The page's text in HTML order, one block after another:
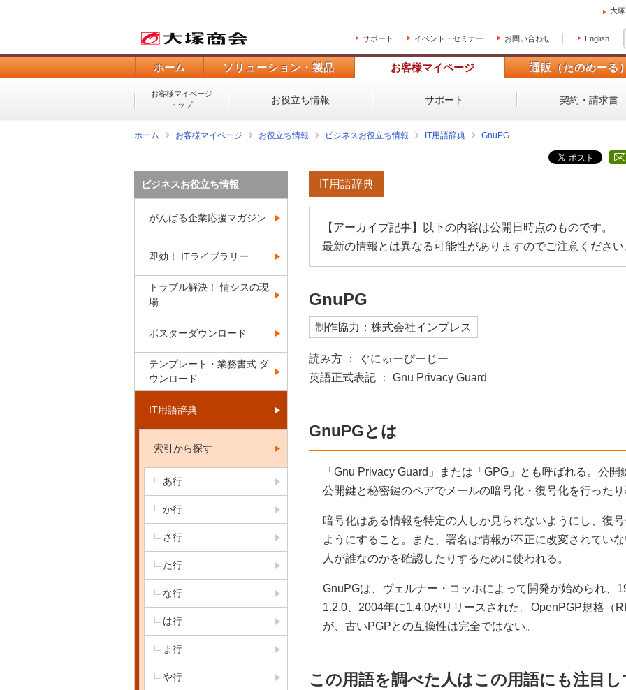
大
サポート イベント・セミナー お問い合わせ English
ホーム ソリューション・製品 お客様マイページ 通販（たのめーる
お客様マイページ
トップ
お役立ち情報 サポート 契約・請求書
ホーム お客様マイページ お役立ち情報 ビジネスお役立ち情報 IT用語辞典 GnuPG
IT用語辞典
【アーカイブ記事】以下の内容は公開日時点のものです。
最新の情報とは異なる可能性がありますのでご注意ください
GnuPG
制作協力：株式会社インプレス
読み方 ： ぐにゅーぴーじー
英語正式表記 ： Gnu Privacy Guard
GnuPGとは
「Gnu Privacy Guard」または「GPG」とも呼ばれる。公
公開鍵と秘密鍵のペアでメールの暗号化・復号化を行った
暗号化はある情報を特定の人しか見られないようにし、復
ようにすること。また、署名は情報が不正に改変されてい
人が誰なのかを確認したりするために使われる。
GnuPGは、ヴェルナー・コッホによって開発が始められ、
1.2.0、2004年に1.4.0がリリースされた。OpenPGP規格（
が、古いPGPとの互換性は完全ではない。
この用語を調べた人はこの用語にも注目
ビジネスお役立ち情報
がんばる企業応援マガジン
即効！ ITライブラリー
トラブル解決！ 情シスの現
場
ポスターダウンロード
テンプレート・業務書式 ダ
ウンロード
IT用語辞典
索引から探す
あ行
か行
さ行
た行
な行
は行
ま行
や行